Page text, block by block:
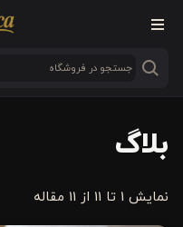
بلاگ
نمایش 1 تا 11 از 11 مقاله